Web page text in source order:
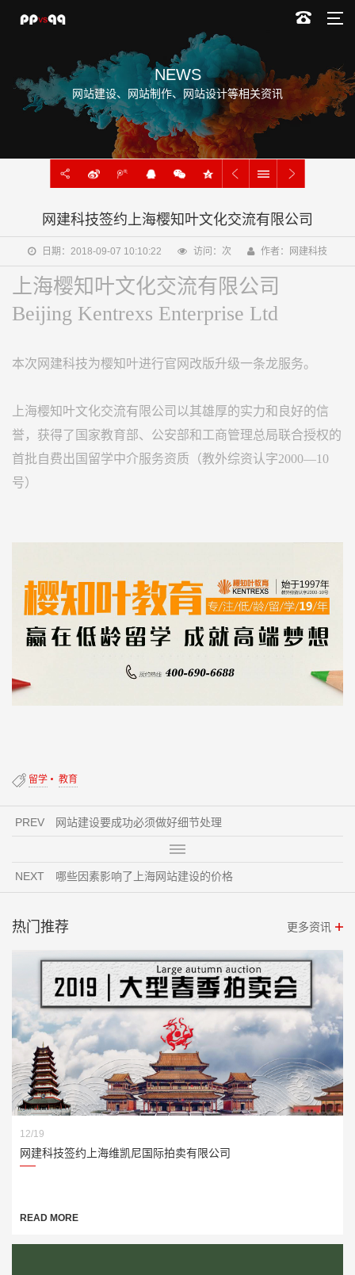
NEWS
网站建设、网站制作、网站设计等相关资讯
网建科技签约上海樱知叶文化交流有限公司
日期：2018-09-07 10:10:22 访问： 次 作者：网建科技
上海樱知叶文化交流有限公司
Beijing Kentrexs Enterprise Ltd
本次网建科技为樱知叶进行官网改版升级一条龙服务。
上海樱知叶文化交流有限公司以其雄厚的实力和良好的信
誉 ，获得了国家教育部、公安部和工商管理总局联合授权的
首批自费出国留学中介服务资质（教外综资认字2000—10
号）
留学 教育
PREV 网站建设要成功必须做好细节处理
NEXT 哪些因素影响了上海网站建设的价格
热门推荐 更多资讯
12/19
网建科技签约上海维凯尼国际拍卖有限公司
READ MORE